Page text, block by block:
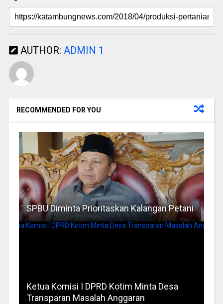
AUTHOR: ADMIN 1
RECOMMENDED FOR YOU
SPBU Diminta Prioritaskan Kalangan Petani
Ketua Komisi I DPRD Kotim Minta Desa
Transparan Masalah Anggaran